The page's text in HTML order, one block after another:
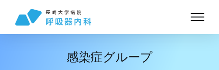
感染症グループ